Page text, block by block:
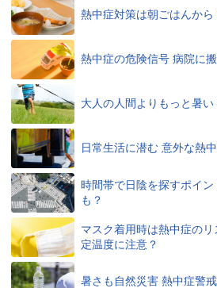
熱中症対策は朝ごはんか
熱中症の危険信号 病院に
大人の人間よりもっと暑い
日常生活に潜む 意外な熱
時間帯で日陰を探すポイ
も？
マスク着用時は熱中症の
定温度に注意？
暑さも自然災害 熱中症警